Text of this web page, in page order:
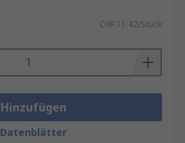
CHF.11.42/Stück
Hinzufügen
Datenblätter